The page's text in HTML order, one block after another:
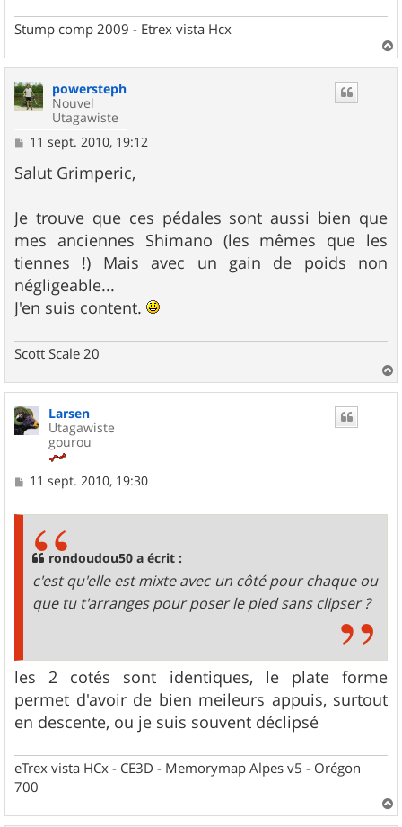
Stump comp 2009 - Etrex vista Hcx
a
powersteph
Nouvel
Utagawiste
M
s
s
g
e
11 sept. 2010, 19:12
Salut Grimperic,
Je trouve que ces pédales sont aussi bien que
mes anciennes Shimano (les mêmes que les
tiennes !) Mais avec un gain de poids non
négligeable...
J'en suis content.
Scott Scale 20
a
Larsen
Utagawiste
gourou
M11 sept. 2010, 19:30
rondoudou50 a écrit :
c'est qu'elle est mixte avec un côté pour chaque ou
que tu t'arranges pour poser le pied sans clipser ?
les 2 cotés sont identiques, le plate forme
permet d'avoir de bien meileurs appuis, surtout
en descente, ou je suis souvent déclipsé
eTrex vista HCx - CE3D - Memorymap Alpes v5 - Orégon
700
a